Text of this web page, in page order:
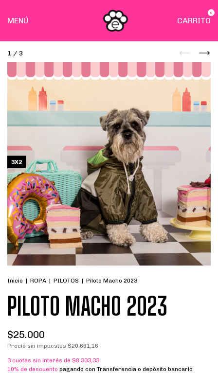
MENÚ CARRITO
0
1 / 3
3X2
Inicio | ROPA | PILOTOS | Piloto Macho 2023
PILOTO MACHO 2023
$25.000
Precio sin impuestos $20.661,16
3 cuotas sin interés de $8.333,33
10% de descuento pagando con Transferencia o depósito bancario